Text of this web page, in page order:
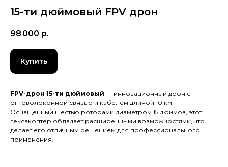
15-ти дюймовый FPV дрон
98 000 р.
Купить
FPV-дрон 15-ти дюймовый — инновационный дрон с
оптоволоконной связью и кабелем длиной 10 км.
Оснащенный шестью роторами диаметром 15 дюймов, этот
гексакоптер обладает расширенными возможностями, что
делает его отличным решением для профессионального
применения.